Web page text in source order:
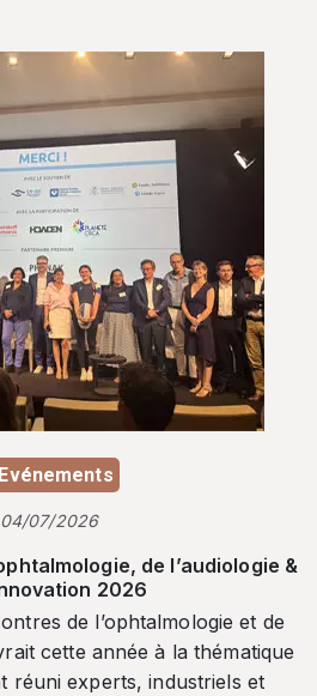
04/07/2026
de l’audiologie &
2026
de l’ophtalmologie et de
cette année à la thématique
réuni experts, industriels et